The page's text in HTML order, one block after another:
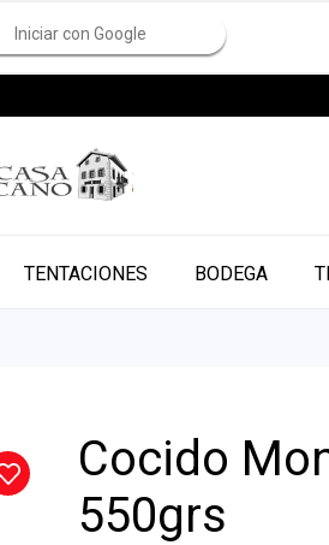
Iniciar con Google
TENTACIONES BODEGA
Cocido
550grs